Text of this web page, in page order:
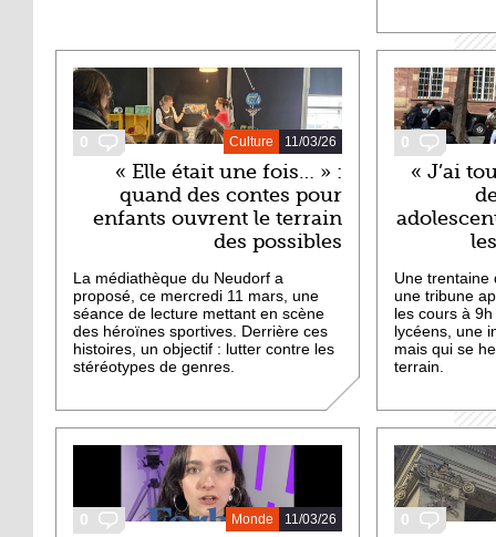
0 11/03/26
Culture
« Elle était une fois… » :
quand des contes pour
enfants ouvrent le terrain
des possibles
La médiathèque du Neudorf a
proposé, ce mercredi 11 mars, une
séance de lecture mettant en scène
des héroïnes sportives. Derrière ces
histoires, un objectif : lutter contre les
stéréotypes de genres.
0
« J’ai
Une trentaine
une tribune
les cours à
lycéens, une
mais qui se
terrain.
0 11/03/26
Monde 0